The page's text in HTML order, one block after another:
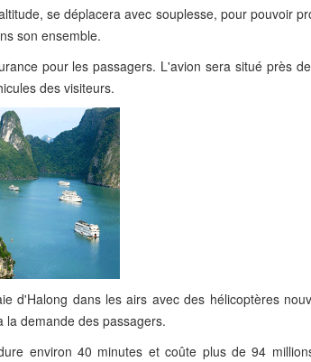
se déplacera avec souplesse, pour pouvoir
son ensemble.
pour les passagers. L'avion sera situé près
des visiteurs.
d'Halong dans les airs avec des hélicoptères
la demande des passagers.
environ 40 minutes et coûte plus de 94